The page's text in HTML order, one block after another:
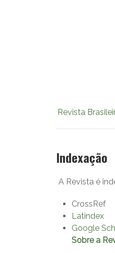
Revista
Indexação
A Revista é
CrossRef
Latindex
Google
Sobre a